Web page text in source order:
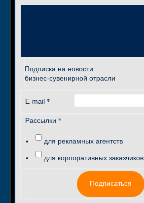
Подписка на новости
бизнес-сувенирной отрасли
E-mail *
Рассылки *
для рекламных агентств
для корпоративных заказчиков
Подписаться